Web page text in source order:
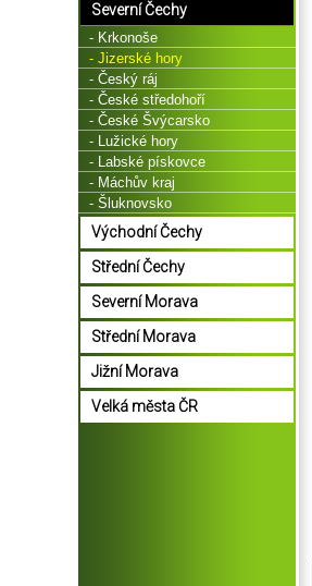
Severní Čechy
- Krkonoše
- Jizerské hory
- Český ráj
- České středohoří
- České Švýcarsko
- Lužické hory
- Labské pískovce
- Máchův kraj
- Šluknovsko
Východní Čechy
Střední Čechy
Severní Morava
Střední Morava
Jižní Morava
Velká města ČR